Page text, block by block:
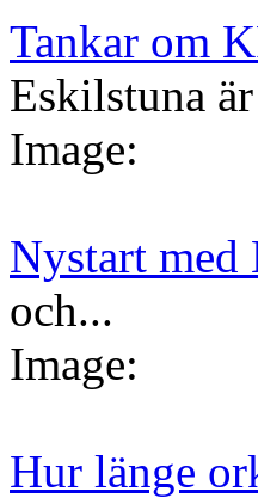
Tankar om
Eskilstuna
Image:
Nystart med
och...
Image:
Hur länge